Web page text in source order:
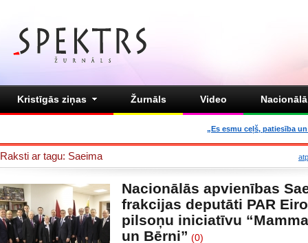
Kristīgās ziņas Žurnāls Video
„Es esmu ceļš, patiesība
Raksti ar tagu: Saeima
Nacionālās apvienības
frakcijas deputāti PAR
pilsoņu iniciatīvu
un Bērni” (0)